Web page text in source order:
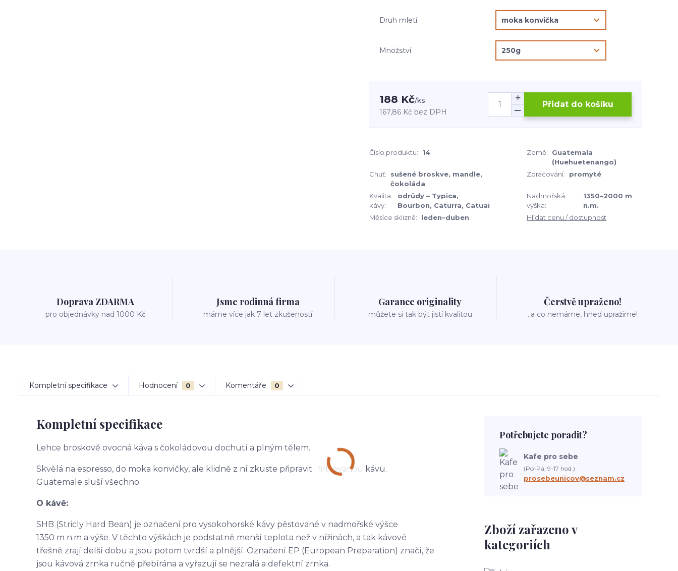
Druh mletí
Množství
188 Kč/ks
167,86 Kč bez DPH
Přidat do košíku
Číslo produktu: 14 Země:
Guatemala
(Huehuetenango)
Chuť:
sušené broskve, mandle,
čokoláda
Zpracování: promyté
Kvalita
kávy:
odrůdy – Typica,
Bourbon, Caturra, Catuai
Nadmořská
výška:
1350–2000 m
n.m.
Měsíce sklizně:
leden–duben Hlídat cenu / dostupnost
Doprava ZDARMA
pro objednávky nad 1000 Kč
Jsme rodinná firma
máme více jak 7 let zkušeností
Garance originality
můžete si tak být jistí kvalitou
Čerstvě upraženo!
..a co nemáme, hned upražíme!
Kompletní specifikace Hodnocení 0 Komentáře 0
Kompletní specifikace
Lehce broskově ovocná káva s čokoládovou dochutí a plným tělem.
Skvělá na espresso, do moka konvičky, ale klidně z ní zkuste připravit i filtrovanou kávu.
Guatemale sluší všechno.
O kávě:
SHB (Stricly Hard Bean) je označení pro vysokohorské kávy pěstované v nadmořské výšce
1350 m n.m a výše. V těchto výškách je podstatně menší teplota než v nížinách, a tak kávové
třešně zrají delší dobu a jsou potom tvrdší a plnější. Označení EP (European Preparation) značí, že
jsou kávová zrnka ručně přebírána a vyřazují se nezralá a defektní zrnka.
Zboží zařazeno v
kategoriích
Potřebujete poradit?
Kafe pro sebe
(Po-Pá, 9-17 hod.)
prosebeunicov@seznam.cz